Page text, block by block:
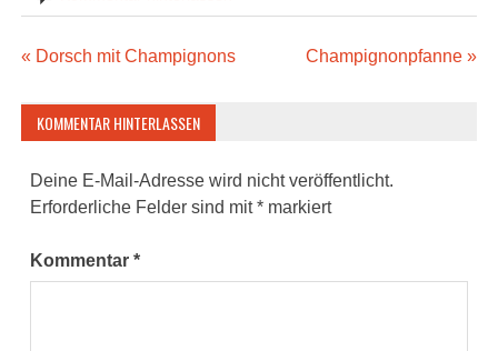
Beitragsnavigation
« Dorsch mit Champignons Champignonpfanne »
KOMMENTAR HINTERLASSEN
Deine E-Mail-Adresse wird nicht veröffentlicht.
Erforderliche Felder sind mit* markiert
Kommentar*